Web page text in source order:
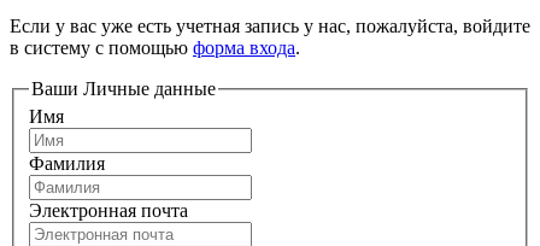
Если у вас уже есть учетная запись у нас, пожалуйста, войдите
в систему с помощью форма входа.
Ваши Личные данные
Имя
Фамилия
Электронная почта